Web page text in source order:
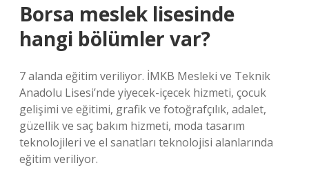
Borsa meslek lisesinde
hangi bölümler var?
7 alanda eğitim veriliyor. İMKB Mesleki ve Teknik
Anadolu Lisesi’nde yiyecek-içecek hizmeti, çocuk
gelişimi ve eğitimi, grafik ve fotoğrafçılık, adalet,
güzellik ve saç bakım hizmeti, moda tasarım
teknolojileri ve el sanatları teknolojisi alanlarında
eğitim veriliyor.